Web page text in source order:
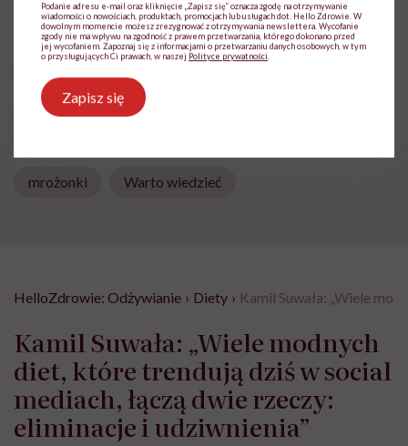
mrożonki Warto wiedzieć
HelloZdrowie: Odżywianie › Diety › Kamil Suwała: „Wiele
Kamil Suwała: „Wiele modnych
diet, które trendują dziś w social
mediach, łączą dwie rzeczy:
eliminacje i udziwnienia”
Podanie adresu e-mail oraz kliknięcie „Zapisz się” oznacza zgodę na otrzymywanie
wiadomości o nowościach, produktach, promocjach lub usługach dot. Hello Zdrowie. W
dowolnym momencie możesz zrezygnować z otrzymywania newslettera. Wycofanie
zgody nie ma wpływu na zgodność z prawem przetwarzania, którego dokonano przed
jej wycofaniem. Zapoznaj się z informacjami o przetwarzaniu danych osobowych, w tym
o przysługujących Ci prawach, w naszej Polityce prywatności
Zapisz się